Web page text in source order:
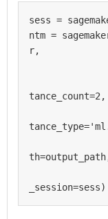
sess =
ntm =
r,
tance_count=2,